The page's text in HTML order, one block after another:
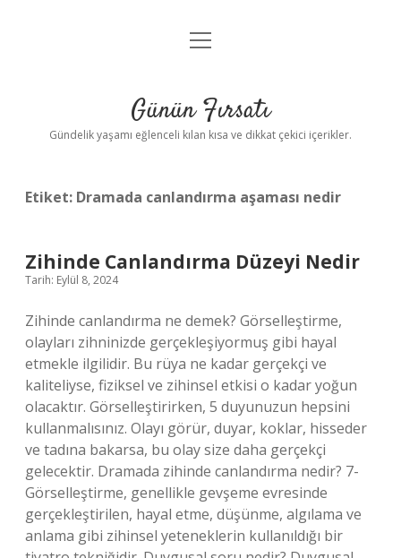
Anasayfa
Yasal Uyarı
menüyü
Günün Fırsatı
Gündelik yaşamı eğlenceli kılan kısa ve dikkat çekici içerikler.
Etiket: Dramada canlandırma aşaması nedir
Zihinde Canlandırma Düzeyi Nedir
Tarih: Eylül 8, 2024
Zihinde canlandırma ne demek? Görselleştirme,
olayları zihninizde gerçekleşiyormuş gibi hayal
etmekle ilgilidir. Bu rüya ne kadar gerçekçi ve
kaliteliyse, fiziksel ve zihinsel etkisi o kadar yoğun
olacaktır. Görselleştirirken, 5 duyunuzun hepsini
kullanmalısınız. Olayı görür, duyar, koklar, hisseder
ve tadına bakarsa, bu olay size daha gerçekçi
gelecektir. Dramada zihinde canlandırma nedir? 7-
Görselleştirme, genellikle gevşeme evresinde
gerçekleştirilen, hayal etme, düşünme, algılama ve
anlama gibi zihinsel yeteneklerin kullanıldığı bir